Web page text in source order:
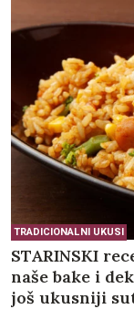
TRADICIONALNI UKUSI
STARINSKI
naše bake i
još ukusniji